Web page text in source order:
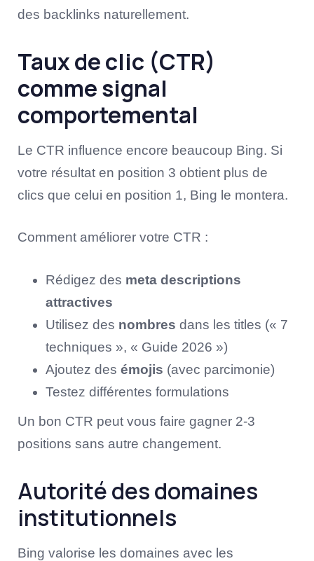
des backlinks naturellement.
Taux de clic (CTR)
comme signal
comportemental
Le CTR influence encore beaucoup Bing. Si
votre résultat en position 3 obtient plus de
clics que celui en position 1, Bing le montera.
Comment améliorer votre CTR :
Rédigez des meta descriptions
attractives
Utilisez des nombres dans les titles (« 7
techniques », « Guide 2026 »)
Ajoutez des émojis (avec parcimonie)
Testez différentes formulations
Un bon CTR peut vous faire gagner 2-3
positions sans autre changement.
Autorité des domaines
institutionnels
Bing valorise les domaines avec les